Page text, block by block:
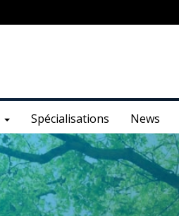
Spécialisations News